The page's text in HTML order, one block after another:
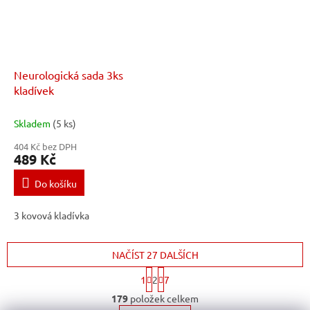
Neurologická sada 3ks
kladívek
Skladem (5 ks)
404 Kč bez DPH
489 Kč
Do košíku
3 kovová kladívka
O
v
NAČÍST 27 DALŠÍCH
S
t
r
1 2 7
179 položek celkem